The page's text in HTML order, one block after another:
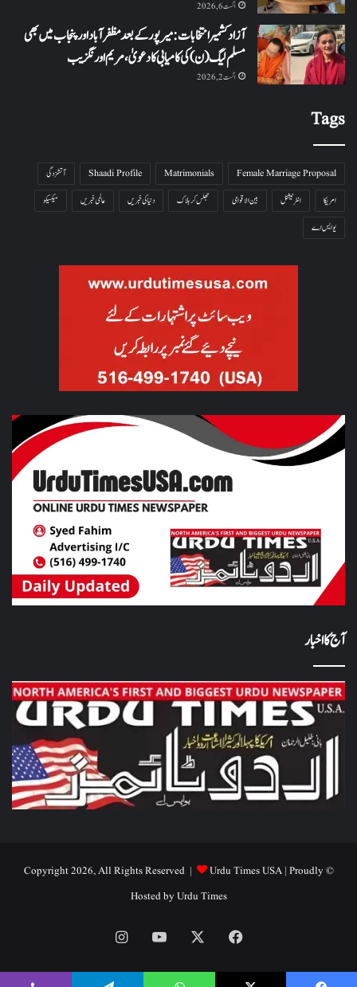
اگست 6, 2026
آزاد کشمیر انتخابات: میرپور کے بعد مظفرآباد اور پنجاب میں بھی
مسلم لیگ (ن) کی کامیابی کا دعویٰ، مریم اورنگزیب
اگست 2, 2026
Tags
Female Marriage Proposal
Matrimonials
Shaadi Profile
آتشزدگی
امریکا
انٹرنیشنل بین الاقوامی جھلس کر ہلاک دنیا کی خبریں عالمی خبریں
میکسیکو
یو ایس اے
آج کا اخبار
© Copyright 2026, All Rights Reserved |
Urdu Times USA| Proudly
Hosted byUrdu Times
Facebook
YouTube